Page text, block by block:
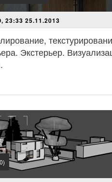
23:33 25.11.2013
Экстерьер.